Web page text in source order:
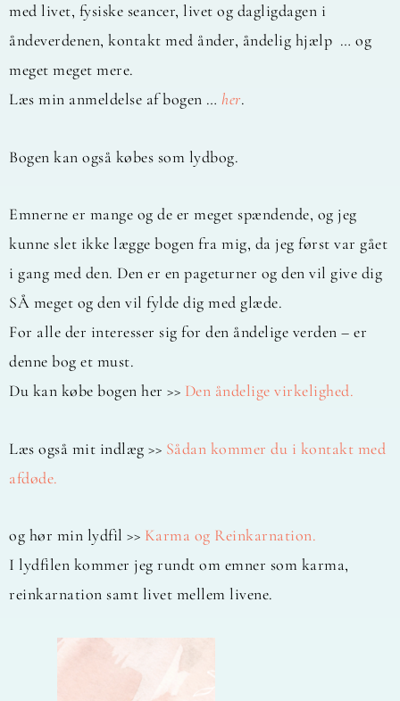
med livet, fysiske seancer, livet og dagligdagen i
åndeverdenen, kontakt med ånder, åndelig hjælp … og
meget meget mere.
Læs min anmeldelse af bogen … her.
Bogen kan også købes som lydbog.
Emnerne er mange og de er meget spændende, og jeg
kunne slet ikke lægge bogen fra mig, da jeg først var gået
i gang med den. Den er en pageturner og den vil give dig
SÅ meget og den vil fylde dig med glæde.
For alle der interesser sig for den åndelige verden – er
denne bog et must.
Du kan købe bogen her >> Den åndelige virkelighed.
Læs også mit indlæg >> Sådan kommer du i kontakt med
afdøde.
og hør min lydfil >> Karma og Reinkarnation.
I lydfilen kommer jeg rundt om emner som karma,
reinkarnation samt livet mellem livene.